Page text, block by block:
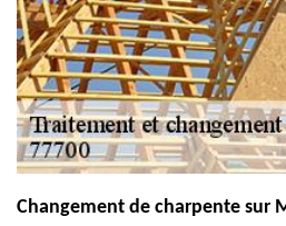
Changement de charpente sur